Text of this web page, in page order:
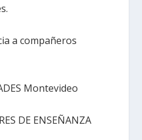
a compañeros
Montevideo
DE ENSEÑANZA